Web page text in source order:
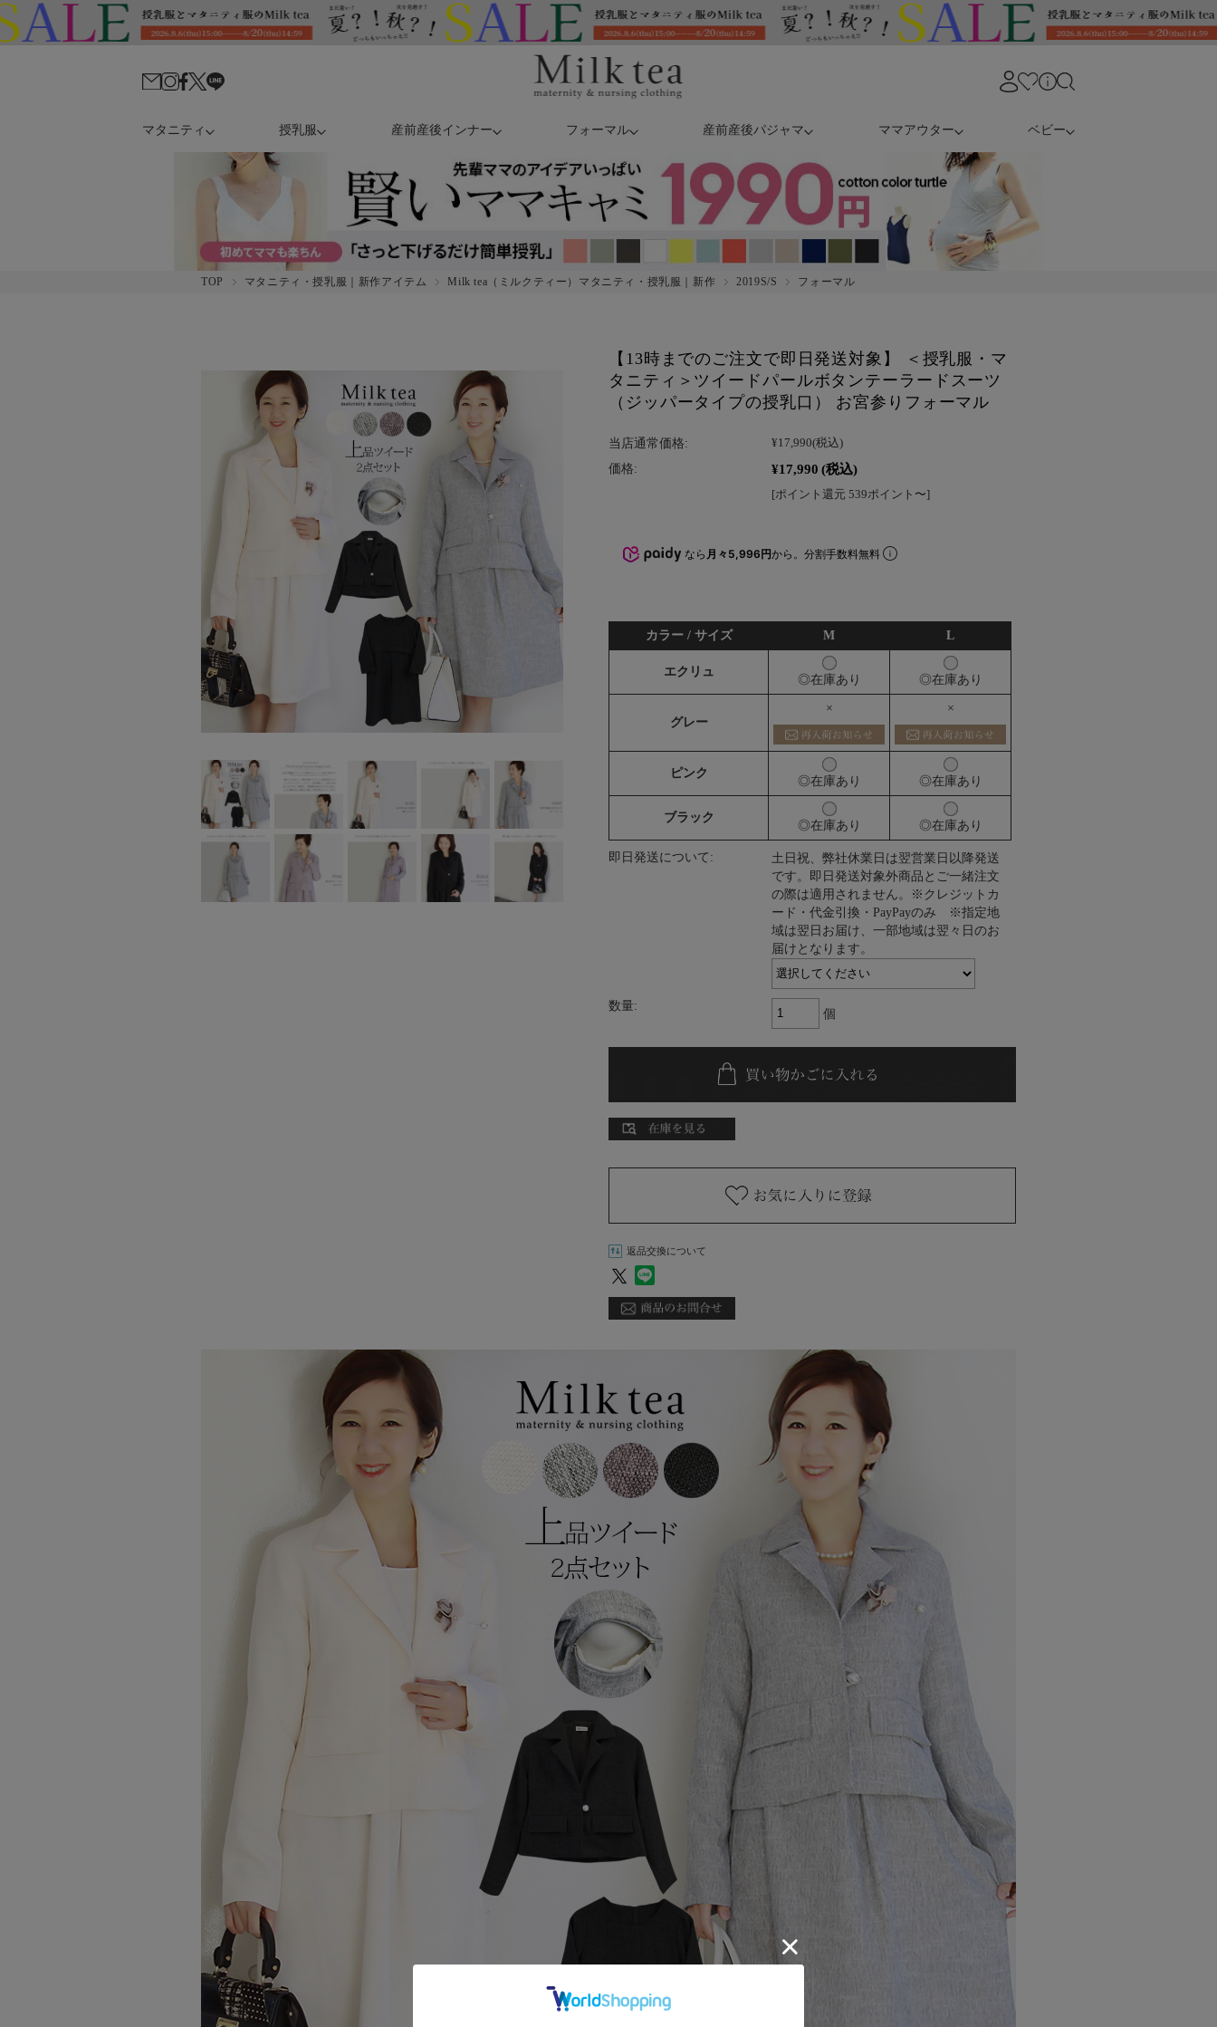
マタニティ 授乳服 産前産後インナー フォーマル 産前産後パジャマ ママアウター ベビー
TOP マタニティ・授乳服｜新作アイテム Milk tea（ミルクティー）マタニティ・授乳服｜新作 2019S/S フォーマル
【13時までのご注文で即日発送対象】 ＜授乳服・マ
タニティ＞ツイードパールボタンテーラードスーツ
（ジッパータイプの授乳口） お宮参りフォーマル
当店通常価格: ¥17,990(税込)
価格: ¥17,990 (税込)
[ポイント還元 539ポイント〜]
なら 月々5,996円から。分割手数料無料
カラー / サイズ M L
エクリュ
◎在庫あり ◎在庫あり
グレー
× ×
ピンク
◎在庫あり ◎在庫あり
ブラック
◎在庫あり ◎在庫あり
即日発送について:
土日祝、弊社休業日は翌営業日以降発送
です。即日発送対象外商品とご一緒注文
の際は適用されません。※クレジットカ
ード・代金引換・PayPayのみ ※指定地
域は翌日お届け、一部地域は翌々日のお
届けとなります。
数量:
個
返品交換について